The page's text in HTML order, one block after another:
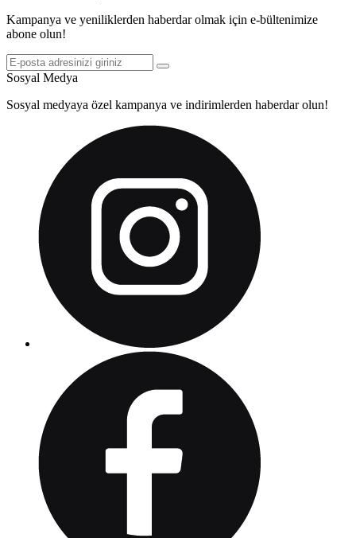
Kampanya ve yeniliklerden haberdar olmak için e-bültenimize
abone olun!
Sosyal Medya
Sosyal medyaya özel kampanya ve indirimlerden haberdar olun!